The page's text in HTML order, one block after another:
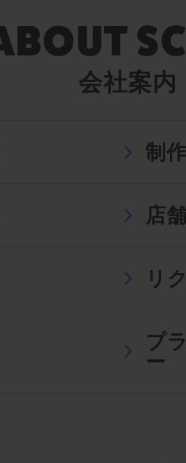
会社案内
制
店
リ
プ
ー